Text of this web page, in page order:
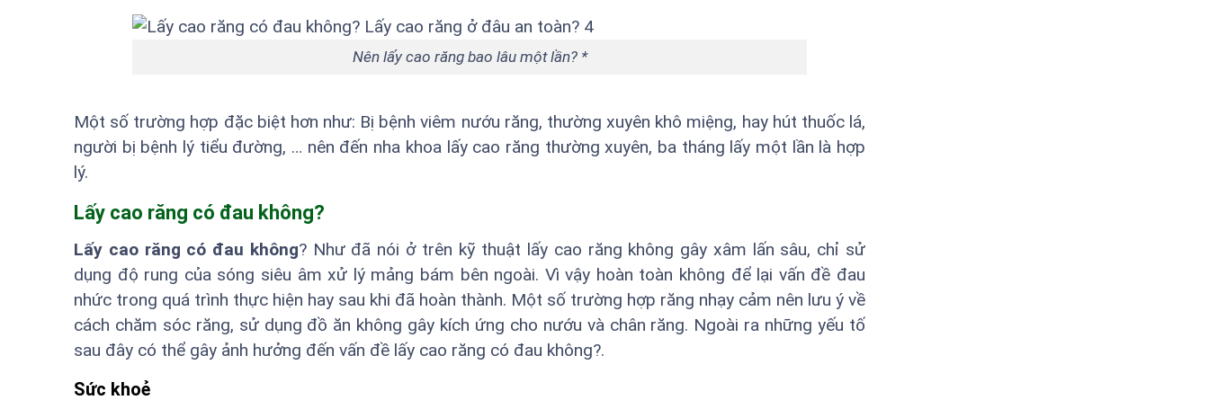
Nên lấy cao răng bao lâu một lần? *
Một số trường hợp đặc biệt hơn như: Bị bệnh viêm nướu răng, thường xuyên khô miệng, hay hút thuốc lá,
người bị bệnh lý tiểu đường, … nên đến nha khoa lấy cao răng thường xuyên, ba tháng lấy một lần là hợp
lý.
Lấy cao răng có đau không?
Lấy cao răng có đau không? Như đã nói ở trên kỹ thuật lấy cao răng không gây xâm lấn sâu, chỉ sử
dụng độ rung của sóng siêu âm xử lý mảng bám bên ngoài. Vì vậy hoàn toàn không để lại vấn đề đau
nhức trong quá trình thực hiện hay sau khi đã hoàn thành. Một số trường hợp răng nhạy cảm nên lưu ý về
cách chăm sóc răng, sử dụng đồ ăn không gây kích ứng cho nướu và chân răng. Ngoài ra những yếu tố
sau đây có thể gây ảnh hưởng đến vấn đề lấy cao răng có đau không?.
Sức khoẻ